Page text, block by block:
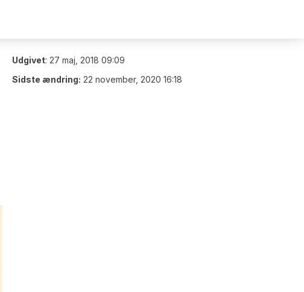
Udgivet: 27 maj, 2018 09:09
Sidste ændring: 22 november, 2020 16:18